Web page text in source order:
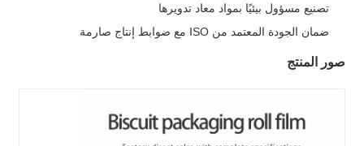
تصنيع مسؤول بيئيًا بمواد معاد تدويرها
ضمان الجودة المعتمد من ISO مع ضوابط إنتاج صارمة
صور المنتج